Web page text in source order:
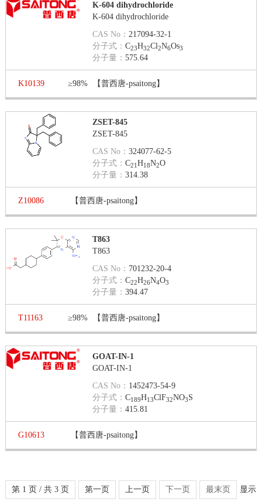
K-604 dihydrochloride
K-604 dihydrochloride
CAS No：217094-32-1
分子式：C23H32Cl2N6Os3
分子量：575.64
K10139 ≥98% 【普西唐-psaitong】
ZSET-845
ZSET-845
CAS No：324077-62-5
分子式：C21H18N2O
分子量：314.38
Z10086 【普西唐-psaitong】
T863
T863
CAS No： 701232-20-4
分子式：C22H26N4O3
分子量：394.47
T11163 ≥98% 【普西唐-psaitong】
GOAT-IN-1
GOAT-IN-1
CAS No： 1452473-54-9
分子式：C189H13ClF32NO3S
分子量：415.81
G10613 【普西唐-psaitong】
第 1 页 / 共 3 页 第一页 上一页 下一页 最末页 显示